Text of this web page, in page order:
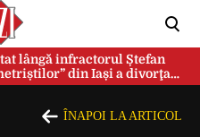
lângă infractorul Ștefan
din Iași a divorţat
ÎNAPOI LA ARTICOL